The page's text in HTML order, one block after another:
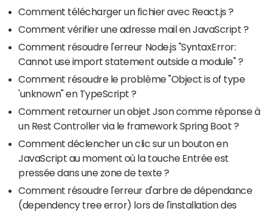
Comment télécharger un fichier avec React.js ?
Comment vérifier une adresse mail en JavaScript ?
Comment résoudre l'erreur Node.js "SyntaxError:
Cannot use import statement outside a module" ?
Comment résoudre le problème "Object is of type
'unknown" en TypeScript ?
Comment retourner un objet Json comme réponse à
un Rest Controller via le framework Spring Boot ?
Comment déclencher un clic sur un bouton en
JavaScript au moment où la touche Entrée est
pressée dans une zone de texte ?
Comment résoudre l'erreur d'arbre de dépendance
(dependency tree error) lors de l'installation des